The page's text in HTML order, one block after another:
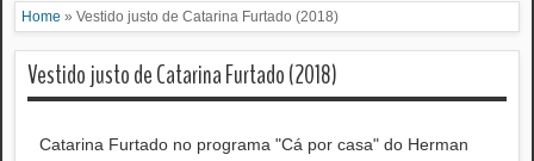
Home » Vestido justo de Catarina Furtado (2018)
Vestido justo de Catarina Furtado (2018)
Catarina Furtado no programa "Cá por casa" do Herman